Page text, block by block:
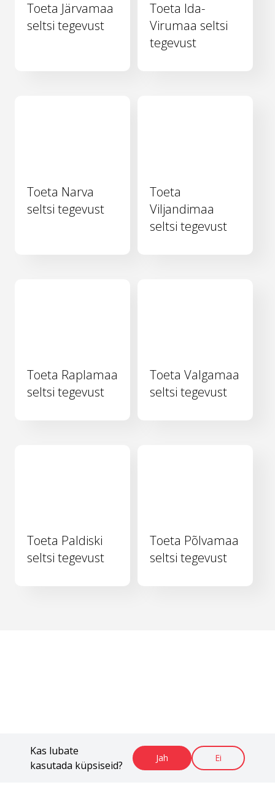
Kas lubate
kasutada küpsiseid?
Jah Ei
Toeta Järvamaa
seltsi tegevust
Toeta Ida-
Virumaa seltsi
tegevust
Toeta Narva
seltsi tegevust
Toeta
Viljandimaa
seltsi tegevust
Toeta Raplamaa
seltsi tegevust
Toeta Valgamaa
seltsi tegevust
Toeta Paldiski
seltsi tegevust
Toeta Põlvamaa
seltsi tegevust